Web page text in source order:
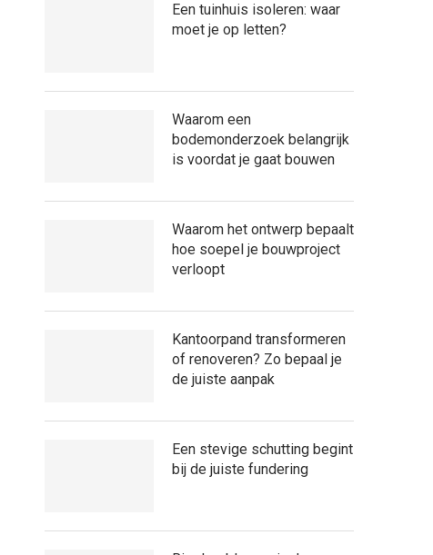
Een tuinhuis isoleren: waar
moet je op letten?
Waarom een
bodemonderzoek belangrijk
is voordat je gaat bouwen
Waarom het ontwerp bepaalt
hoe soepel je bouwproject
verloopt
Kantoorpand transformeren
of renoveren? Zo bepaal je
de juiste aanpak
Een stevige schutting begint
bij de juiste fundering